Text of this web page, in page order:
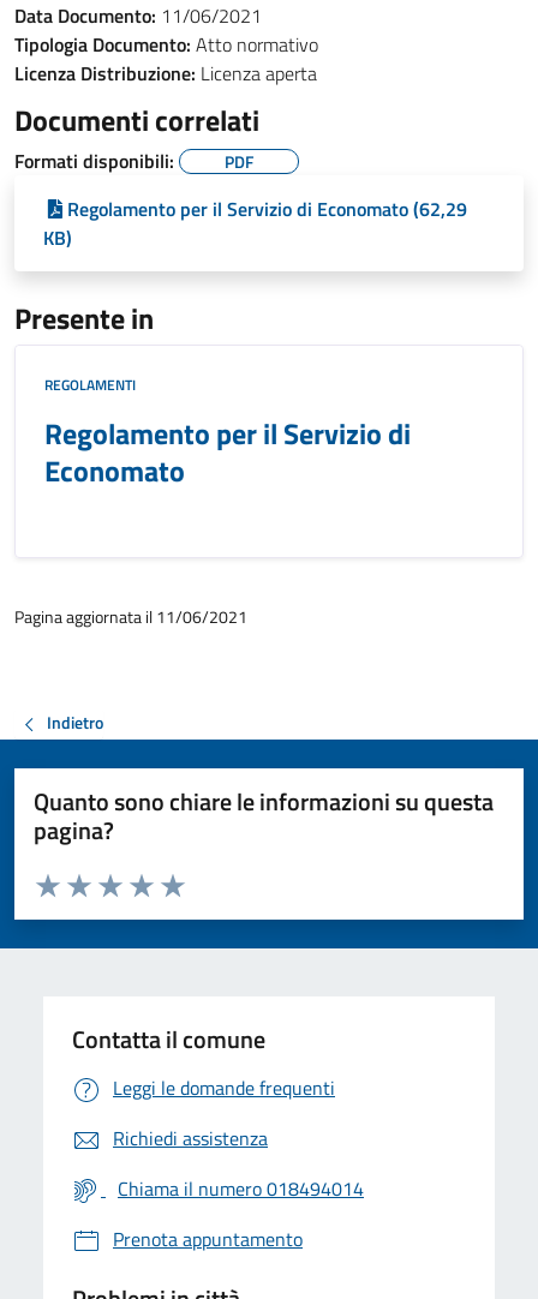
Data Documento: 11/06/2021
Tipologia Documento: Atto normativo
Licenza Distribuzione: Licenza aperta
Documenti correlati
Formati disponibili: PDF
Regolamento per il Servizio di Economato (62,29
KB)
Presente in
REGOLAMENTI
Regolamento per il Servizio di
Economato
Pagina aggiornata il 11/06/2021
Indietro
Quanto sono chiare le informazioni su questa
pagina?
Valuta da 1 a 5 stelle la pagina
Valuta 5 stelle su 5
Valuta 4 stelle su 5
Valuta 3 stelle su 5
Valuta 2 stelle su 5
Valuta 1 stelle su 5
Contatta il comune
Leggi le domande frequenti
Richiedi assistenza
Chiama il numero 018494014
Prenota appuntamento